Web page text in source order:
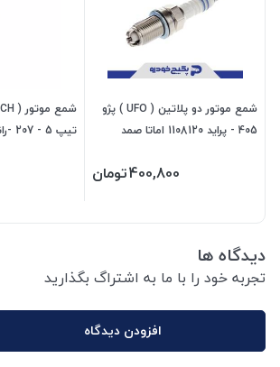
شمع موتور دو پلاتین ( UFO ) پژو
405 - پراید 1108120 اماتا صمد
400,800تومان
دیدگاه ها
تجربه خود را با ما به اشتراگ بگذارید
افزودن دیدگاه